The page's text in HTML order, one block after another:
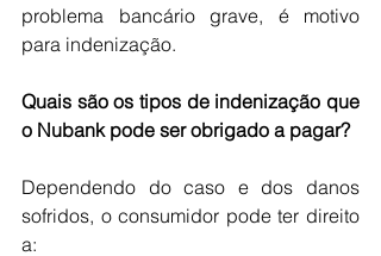
problema bancário grave, é motivo
para indenização.
Quais são os tipos de indenização que
o Nubank pode ser obrigado a pagar?
Dependendo do caso e dos danos
sofridos, o consumidor pode ter direito
a: